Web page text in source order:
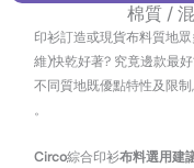
棉質 /
印衫訂造或現貨布料質地
維)快乾好著? 究竟邊款最
不同質地既優點特性及限
。
Circo綜合印衫布料選用建